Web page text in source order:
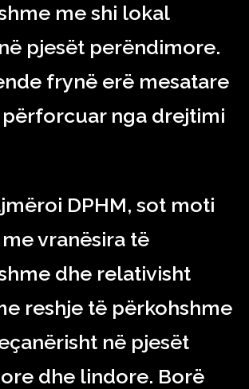
me shi lokal
pjesët perëndimore.
frynë erë mesatare
nga drejtimi
DPHM, sot moti
vranësira të
dhe relativisht
reshje të përkohshme
në pjesët
dhe lindore. Borë